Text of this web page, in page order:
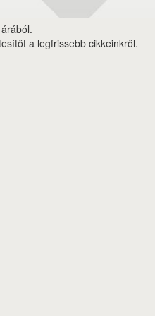
a legfrissebb cikkeinkről.